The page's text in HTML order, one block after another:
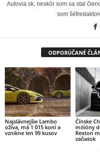
Autovia.sk, neskôr som sa stal
som
ODPORÚČANÉ
Najslávnejšie Lambo
ožíva, má 1 015 koní a
vznikne len 99 kusov
Čínske
milióny
Rexton
začiatok